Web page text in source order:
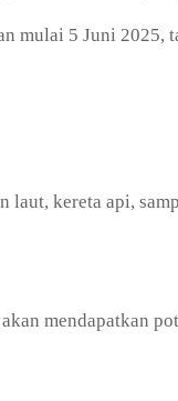
mulai 5 Juni 2025,
laut, kereta api,
mendapatkan